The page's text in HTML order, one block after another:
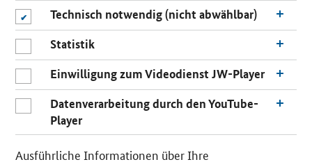
Technisch notwendig (nicht abwählbar)
Statistik
Einwilligung zum Videodienst JW-Player
Datenverarbeitung durch den YouTube-
Player
Ausführliche Informationen über Ihre